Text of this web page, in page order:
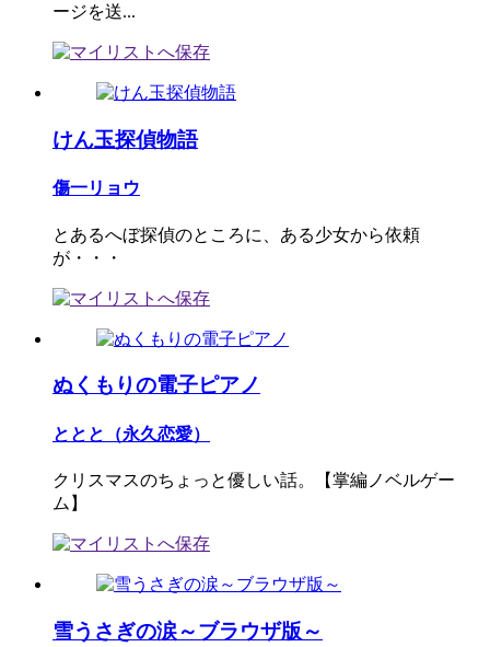
ージを送...
けん玉探偵物語
傷一リョウ
とあるへぼ探偵のところに、ある少女から依頼
が・・・
ぬくもりの電子ピアノ
ととと（永久恋愛）
クリスマスのちょっと優しい話。【掌編ノベルゲー
ム】
雪うさぎの涙～ブラウザ版～